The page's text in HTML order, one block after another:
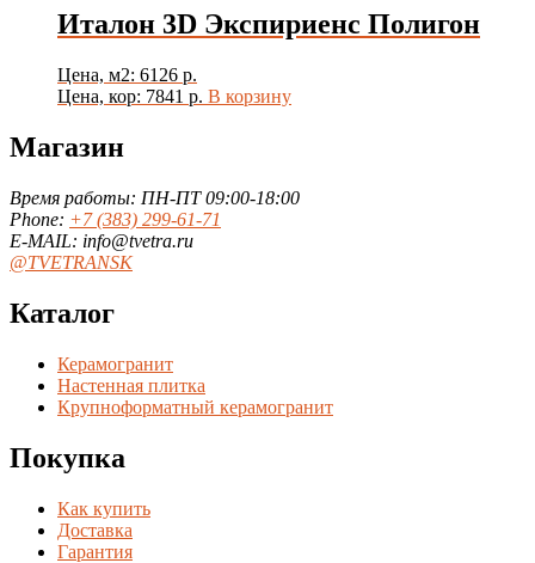
Италон 3D Экспириенс Полигон
Цена, м2: 6126 р.
Цена, кор: 7841 р. В корзину
Магазин
Время работы: ПН-ПТ 09:00-18:00
Phone: +7 (383) 299-61-71
E-MAIL: info@tvetra.ru
@TVETRANSK
Каталог
Керамогранит
Настенная плитка
Крупноформатный керамогранит
Покупка
Как купить
Доставка
Гарантия